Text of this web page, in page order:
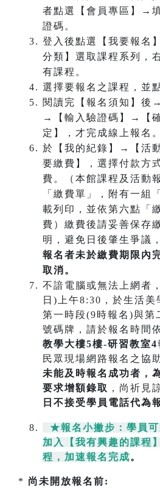
者點選【會員專區】→
證碼。
登入後點選【我要報名
分類】選取課程系列，
有課程。
選擇要報名之課程，並
閱讀完【報名須知】後
→【輸入驗證碼】→【
定】，才完成線上報名。
於【我的紀錄】→【活
要繳費】，選擇付款方
費。（本館課程及活動
「繳費單」，附有一組
載列印，並依第六點「
費）繳費後請妥善保存
明，避免日後肇生爭議
報名者未於繳費期限內
取消。
不諳電腦或無法上網者
日)上午8:30，於生活美
第一時段(9時報名)與第
號碼牌，請於報名時間
教學大樓5樓-研習教室4
民眾現場網路報名之協
未能及時報名成功者，
要求增額錄取 ，尚祈見
日不接受學員電話代為
★報名小撇步：學員
加入【我有興趣的課程
程，加速報名完成。
* 尚未開放報名前: